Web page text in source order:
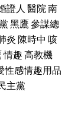
證人 醫院南
黑鷹參謀總
炎陳時中 咳
情趣高教機
性感情趣用品
主黨